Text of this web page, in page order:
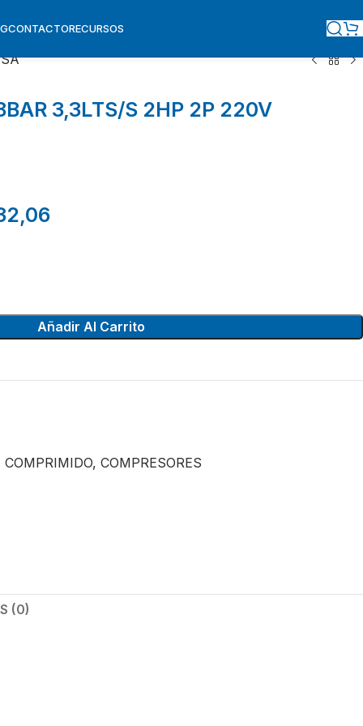
CONTACTORECURSOS
3,3LTS/S 2HP 2P 220V
Añadir Al Carrito
COMPRIMIDO, COMPRESORES
(0)